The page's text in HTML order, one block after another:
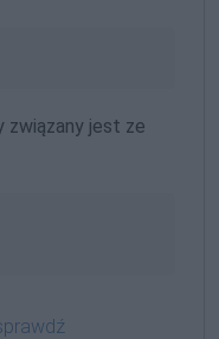
związany jest ze